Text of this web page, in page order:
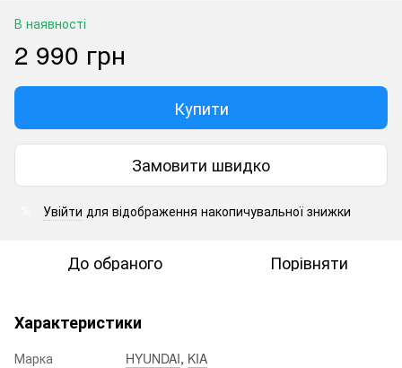
В наявності
2 990 грн
Купити
Замовити швидко
Увійти для відображення накопичувальної знижки
До обраного Порівняти
Характеристики
Марка HYUNDAI, KIA